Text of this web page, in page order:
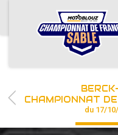
ACCUEIL
ACTUS
CHAMPIONNAT
RÉSULTATS
CHAMPIONNAT DE
du 17/